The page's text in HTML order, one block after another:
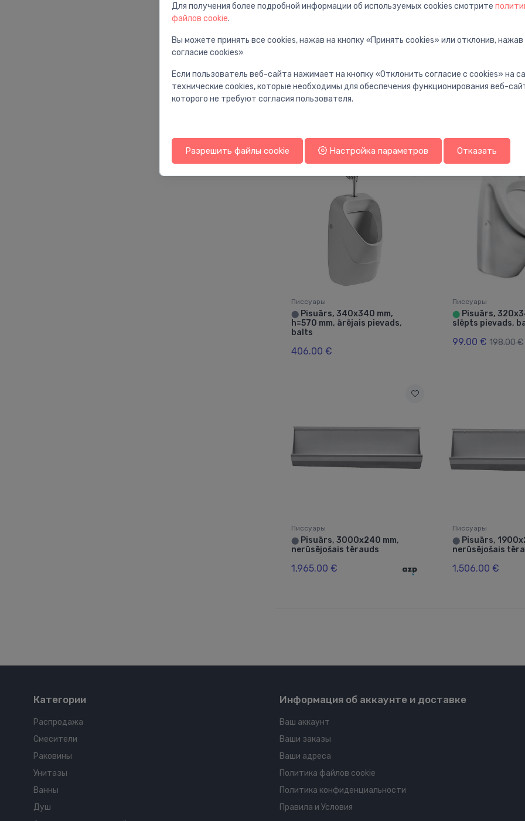
⬤Pisuārs O.novo Rimless,
335x320 mm, h=560 mm,
ārējais pievads, balts
⬤Pisuārs Livo
360x330 mm,
elektriskais,
Писсуары
⬤ Pisuārs, 340x340 mm,
h=570 mm, ārējais pievads,
balts
406.00 €
Писсуары
⬤ Pisuārs,
slēpts pievads,
99.00 € 198.00 €
Писсуары
⬤ Pisuārs, 3000x240 mm,
nerūsējošais tērauds
1,965.00 €
Писсуары
⬤ Pisuārs,
nerūsējošais
1,506.00 €
Категории
Распродажа
Смесители
Раковины
Унитазы
Ванны
Душ
Информация об аккаунте и доставке
Ваш аккаунт
Ваши заказы
Ваши адреса
Политика файлов cookie
Политика конфиденциальности
Правила и Условия
Для получения более подробной информации об используемых cookies смотрите
файлов cookie.
Вы можете принять все cookies, нажав на кнопку «Принять cookies» или отклонив,
согласие cookies»
Если пользователь веб-сайта нажимает на кнопку «Отклонить согласие с cookies» на
технические cookies, которые необходимы для обеспечения функционирования веб-
которого не требуют согласия пользователя.
Разрешить файлы cookie Настройка параметров Отказать